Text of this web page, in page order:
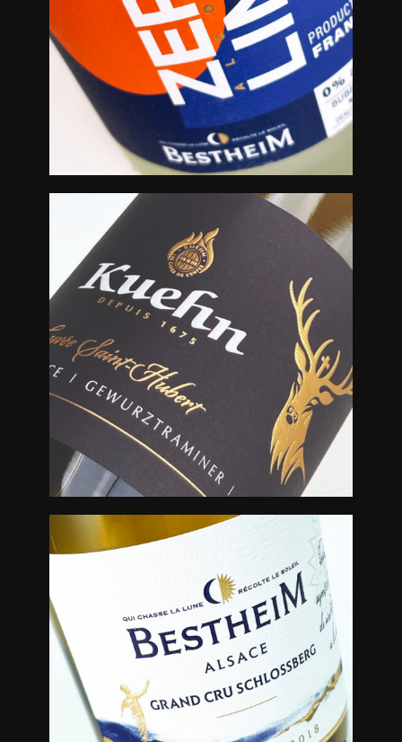
Créations
Créations